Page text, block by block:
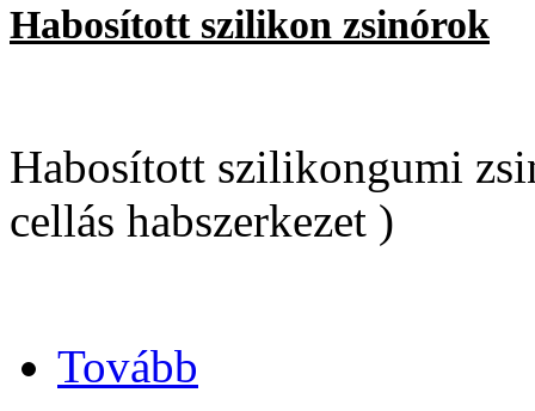
Habosított szilikon zsinórok
Habosított szilikongumi
cellás habszerkezet )
Tovább